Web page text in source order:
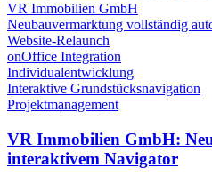
VR Immobilien GmbH
Neubauvermarktung vollständig
Website-Relaunch
onOffice Integration
Individualentwicklung
Interaktive Grundstücksnavigation
Projektmanagement
VR Immobilien GmbH:
interaktivem Navigator